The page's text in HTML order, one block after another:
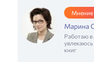
Мнение
Марина
Работаю в
книг